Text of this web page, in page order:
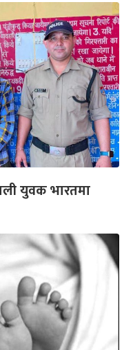
युवक भारतमा